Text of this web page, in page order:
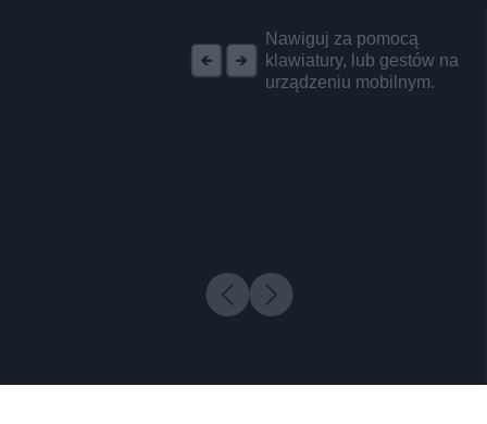
Nawiguj za pomocą
klawiatury, lub gestów na
urządzeniu mobilnym.